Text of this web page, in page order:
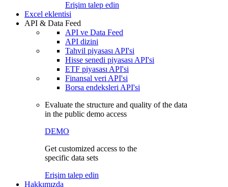
Erişim talep edin
Excel eklentisi
API & Data Feed
API ve Data Feed
API dizini
Tahvil piyasası API'si
Hisse senedi piyasası API'si
ETF piyasası API'si
Finansal veri API'si
Borsa endeksleri API'si
Evaluate the structure and quality of the data
in the public demo access
DEMO
Get customized access to the
specific data sets
Erişim talep edin
Hakkımızda